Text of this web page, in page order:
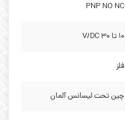
PNP NO NC
10 تا 30 V/DC
فلز
چین تحت لیسانس آلمان